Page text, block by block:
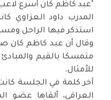
"عبد كاظم كان أسرع
المدرب داود العزاوي
استذكر فيها الراحل
وقال أن عبد كاظم كان
متمسكا بالقيم
للأمثال.
آخر كلمة في الجلسة
العراقي، ألقاها عضو